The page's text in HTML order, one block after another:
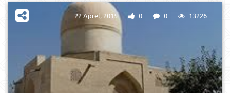
22 Aprel, 2015 0 0 13226